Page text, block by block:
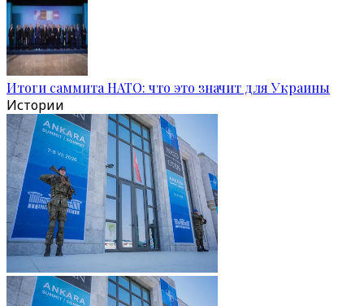
Итоги саммита НАТО: что это значит для Украины
Истории